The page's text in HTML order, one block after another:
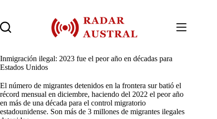
contenido
Inmigración ilegal: 2023 fue el peor año en décadas para
Estados Unidos
El número de migrantes detenidos en la frontera sur batió el
récord mensual en diciembre, haciendo del 2022 el peor año
en más de una década para el control migratorio
estadounidense. Son más de 3 millones de migrantes ilegales